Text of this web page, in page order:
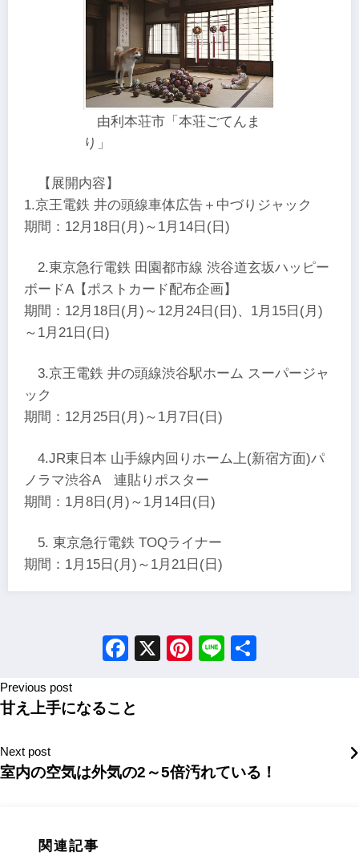
由利本荘市「本荘ごてんま
り」
【展開内容】
1.京王電鉄 井の頭線車体広告＋中づりジャック
期間：12月18日(月)～1月14日(日)
2.東京急行電鉄 田園都市線 渋谷道玄坂ハッピー
ボードA【ポストカード配布企画】
期間：12月18日(月)～12月24日(日)、1月15日(月)
～1月21日(日)
3.京王電鉄 井の頭線渋谷駅ホーム スーパージャ
ック
期間：12月25日(月)～1月7日(日)
4.JR東日本 山手線内回りホーム上(新宿方面)パ
ノラマ渋谷A 連貼りポスター
期間：1月8日(月)～1月14日(日)
5. 東京急行電鉄 TOQライナー
期間：1月15日(月)～1月21日(日)
Facebook
X Pinterest
Line
Previous post
甘え上手になること
Next post
室内の空気は外気の2～5倍汚れている！
関連記事